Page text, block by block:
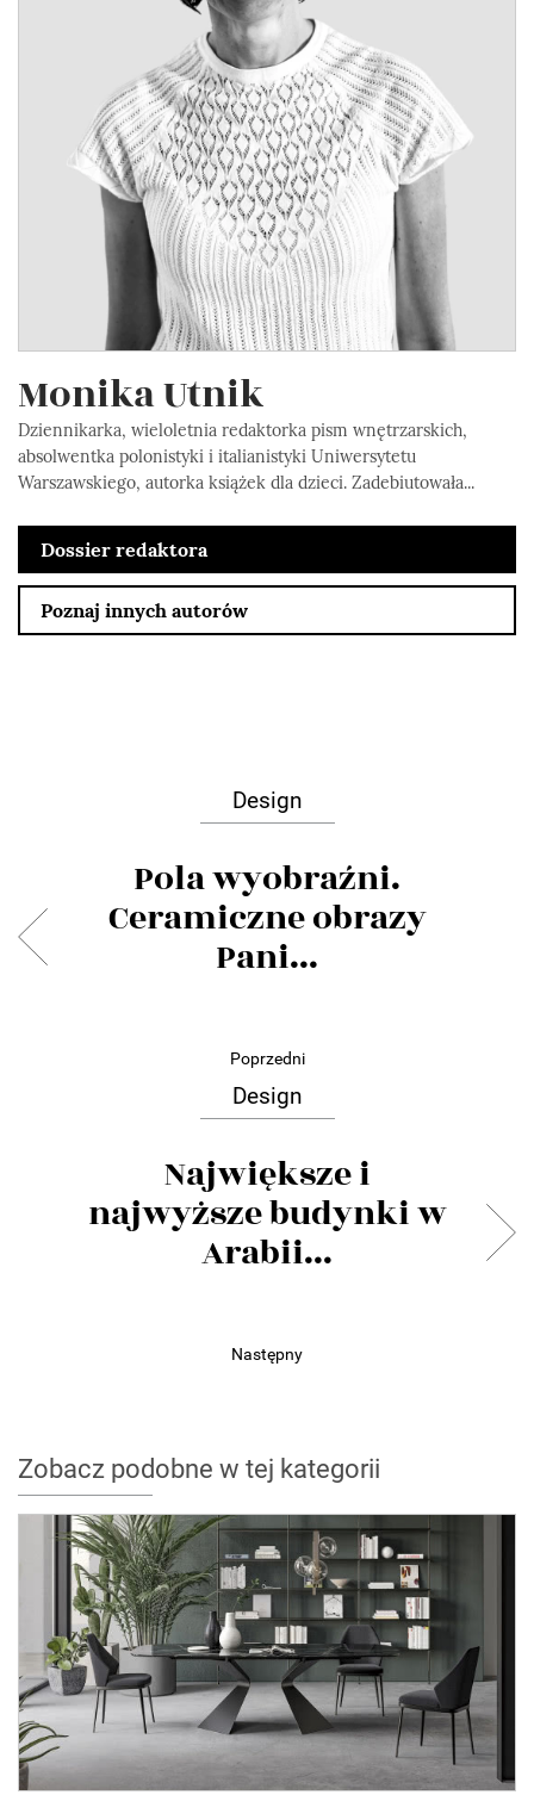
Monika Utnik
Dziennikarka, wieloletnia redaktorka pism wnętrzarskich,
absolwentka polonistyki i italianistyki Uniwersytetu
Warszawskiego, autorka książek dla dzieci. Zadebiutowała...
Dossier redaktora
Poznaj innych autorów
Design
Pola wyobraźni.
Ceramiczne obrazy
Pani...
Poprzedni
Design
Największe i
najwyższe budynki w
Arabii...
Następny
Zobacz podobne w tej kategorii